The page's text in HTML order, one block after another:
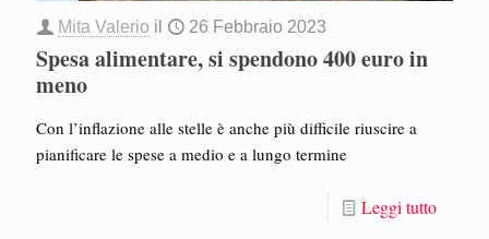
Mita Valerio il 26 Febbraio 2023
Spesa alimentare, si spendono 400 euro in
meno
Con l’inflazione alle stelle è anche più difficile riuscire a
pianificare le spese a medio e a lungo termine
Leggi tutto